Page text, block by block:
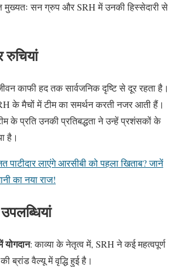
मुख्यतः सन ग्रुप औरSRHमें उनकी हिस्सेदारी से
रुचियां
काफी हद तक सार्वजनिक दृष्टि से दूर रहता है।
के मैचों में टीम का समर्थन करती नजर आती हैं।
के प्रति उनकी प्रतिबद्धता ने उन्हें प्रशंसकों के
है।
पाटीदार लाएंगे आरसीबी को पहला खिताब? जानें
का नया राज!
उपलब्धियां
:काव्या के नेतृत्व में, SRH ने कई महत्वपूर्ण
ब्रांड वैल्यू में वृद्धि हुई है।